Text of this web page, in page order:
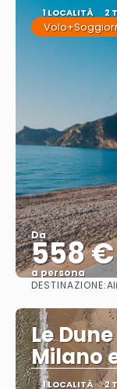
1 LOCALITÀ 2
Da
558 €
a persona
DESTINAZIONE:
Le
Milano
1 LOCALITÀ 2